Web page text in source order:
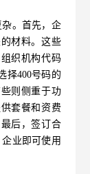
。首先，企
材料。这些
织机构代码
择400号码的
则侧重于功
套餐和资费
后，签订合
业即可使用